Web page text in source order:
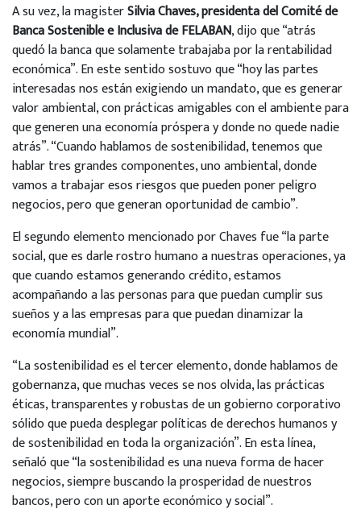
A su vez, la magisterSilvia Chaves, presidenta del Comité de
Banca Sostenible e Inclusiva de FELABAN, dijo que “atrás
quedó la banca que solamente trabajaba por la rentabilidad
económica”. En este sentido sostuvo que “hoy las partes
interesadas nos están exigiendo un mandato, que es generar
valor ambiental, con prácticas amigables con el ambiente para
que generen una economía próspera y donde no quede nadie
atrás”. “Cuando hablamos de sostenibilidad, tenemos que
hablar tres grandes componentes, uno ambiental, donde
vamos a trabajar esos riesgos que pueden poner peligro
negocios, pero que generan oportunidad de cambio”.
El segundo elemento mencionado por Chaves fue “la parte
social, que es darle rostro humano a nuestras operaciones, ya
que cuando estamos generando crédito, estamos
acompañando a las personas para que puedan cumplir sus
sueños y a las empresas para que puedan dinamizar la
economía mundial”.
“La sostenibilidad es el tercer elemento, donde hablamos de
gobernanza, que muchas veces se nos olvida, las prácticas
éticas, transparentes y robustas de un gobierno corporativo
sólido que pueda desplegar políticas de derechos humanos y
de sostenibilidad en toda la organización”. En esta línea,
señaló que “la sostenibilidad es una nueva forma de hacer
negocios, siempre buscando la prosperidad de nuestros
bancos, pero con un aporte económico y social”.